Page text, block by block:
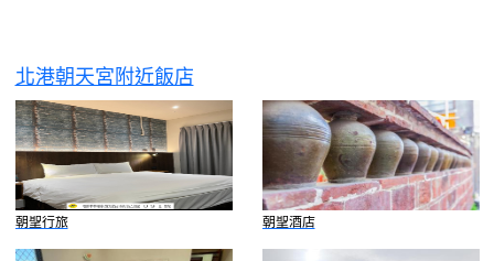
北港朝天宮附近飯店
朝聖行旅 朝聖酒店